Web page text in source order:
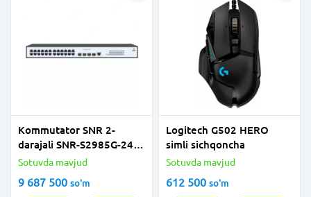
Kommutator SNR 2-
darajali SNR-S2985G-24T-
POE-E
Sotuvda mavjud
9 687 500 so'm
Logitech G502 HERO
simli sichqoncha
Sotuvda mavjud
612 500 so'm